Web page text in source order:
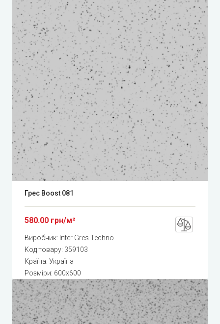
Грес Boost 081
580.00 грн/м²
Виробник: Inter Gres Techno
Код товару: 359103
Країна: Україна
Розміри: 600x600